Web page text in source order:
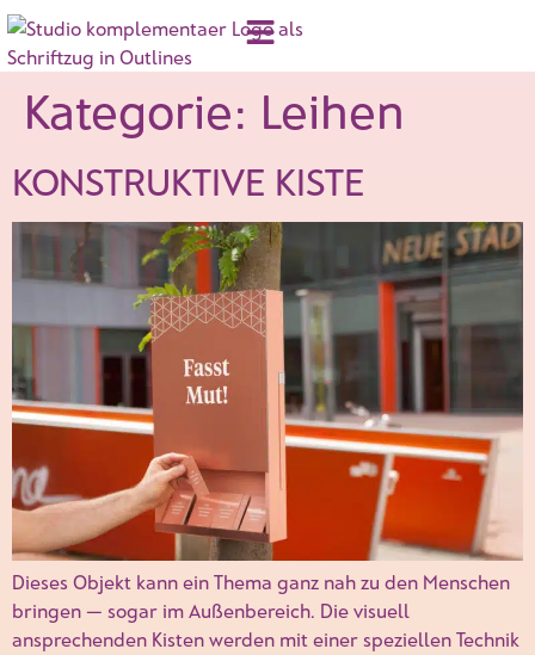
Kategorie: Leihen
KONSTRUKTIVE KISTE
Dieses Objekt kann ein Thema ganz nah zu den Menschen
bringen — sogar im Außen­bereich. Die visuell
ansprechenden Kisten werden mit einer speziellen Technik